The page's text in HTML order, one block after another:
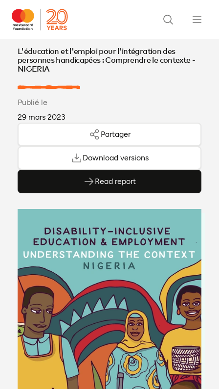
L'éducation et l'emploi pour l'intégration des
personnes handicapées : Comprendre le contexte -
NIGERIA
Publié le
29 mars 2023
Partager
Download versions
Read report
(ouvre en PDF)
(ouvre dans un nouvel onglet)